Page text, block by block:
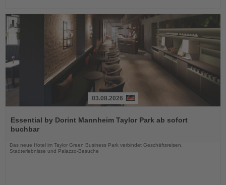
Sie
die
03.08.2026
Essential by Dorint Mannheim Taylor Park ab sofort
buchbar
Das neue Hotel im Taylor Green Business Park verbindet Geschäftsreisen,
Stadterlebnisse und Palazzo-Besuche